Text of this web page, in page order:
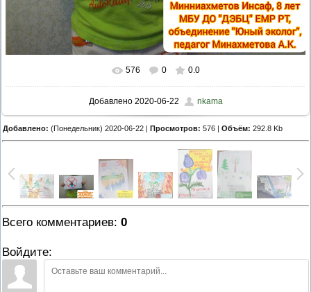
576 0 0.0
Добавлено2020-06-22 nkama
Добавлено: (Понедельник) 2020-06-22 | Просмотров: 576 | Объём: 292.8 Kb
Всего комментариев: 0
Войдите: